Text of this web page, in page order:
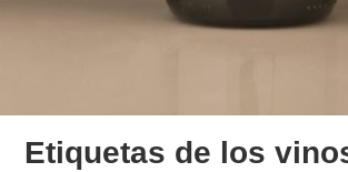
Etiquetas de los